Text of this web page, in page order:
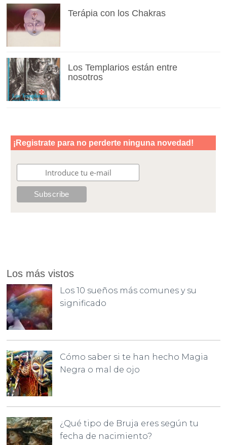
Terápia con los Chakras
Los Templarios están entre
nosotros
Los más vistos
Los 10 sueños más comunes y su
significado
Cómo saber si te han hecho Magia
Negra o mal de ojo
¿Qué tipo de Bruja eres según tu
fecha de nacimiento?